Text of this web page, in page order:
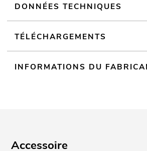
DONNÉES TECHNIQUES
TÉLÉCHARGEMENTS
INFORMATIONS DU
Accessoire